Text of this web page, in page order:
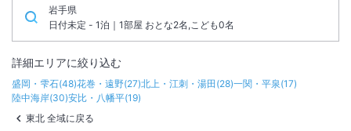
岩手県
日付未定 - 1泊｜1部屋 おとな2名,こども0名
詳細エリアに絞り込む
盛岡・雫石(48)花巻・遠野(27)北上・江刺・湯田 (28)一関・平泉(17)
陸中海岸(30)安比・八幡平(19)
東北 全域に戻る